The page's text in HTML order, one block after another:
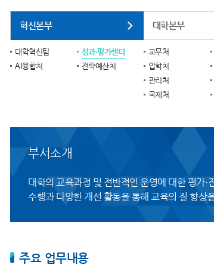
혁신본부
대학혁신팀
성과·평가센터
AI융합처
전략예산처
대학본부
교무처
입학처
관리처
국제처
부서소개
대학의 교육과정 및 전반적인 운영에 대한 평가·
수행과 다양한 개선 활동을 통해 교육의 질 향상
주요 업무내용